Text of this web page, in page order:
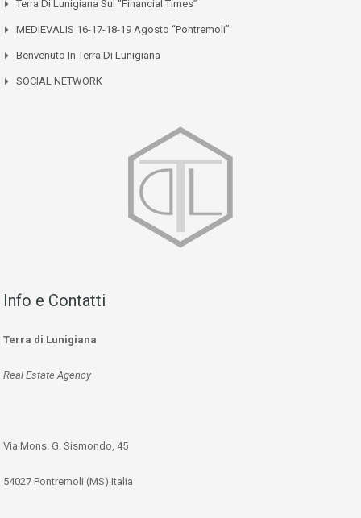
Terra Di Lunigiana Sul “Financial Times”
MEDIEVALIS 16-17-18-19 Agosto “Pontremoli”
Benvenuto In Terra Di Lunigiana
SOCIAL NETWORK
Info e Contatti
Terra di Lunigiana
Real Estate Agency
Via Mons. G. Sismondo, 45
54027 Pontremoli (MS) Italia